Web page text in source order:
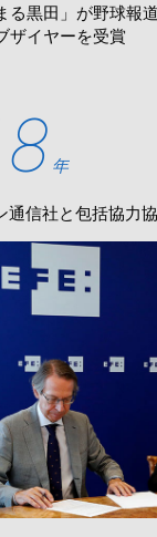
る黒田」が野球報
ザイヤーを受賞
年
通信社と包括協力